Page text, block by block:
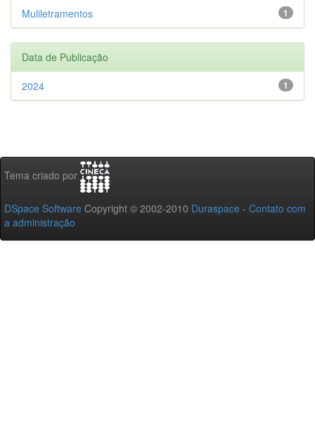
1
Muliletramentos
Data de Publicação
1
2024
Tema criado por
DSpace Software Copyright © 2002-2010 Duraspace - Contato com
a administração